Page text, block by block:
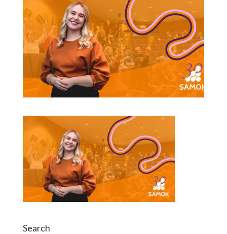
Search